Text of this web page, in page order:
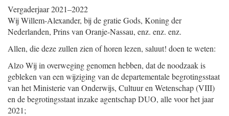
Vergaderjaar 2021‒2022
Wij Willem-Alexander, bij de gratie Gods, Koning der
Nederlanden, Prins van Oranje-Nassau, enz. enz. enz.
Allen, die deze zullen zien of horen lezen, saluut! doen te weten:
Alzo Wij in overweging genomen hebben, dat de noodzaak is
gebleken van een wijziging van de departementale begrotingsstaat
van het Ministerie van Onderwijs, Cultuur en Wetenschap (VIII)
en de begrotingsstaat inzake agentschap DUO, alle voor het jaar
2021;